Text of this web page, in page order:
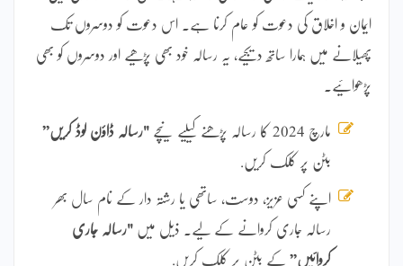
ایمان و اخلاق کی دعوت کو عام کرنا ہے۔ اس دعوت کو دوسروں تک
پھیلانے میں ہمارا ساتھ دیجیے، یہ رسالہ خود بھی پڑھیے اور دوسروں کو بھی
پڑھوائیے۔
مارچ 2024 کا رسالہ پڑھنے کیلیے نیچے "رسالہ ڈاؤن لوڈ کریں”
بٹن پر کلک کریں.
اپنے کسی عزیز، دوست، ساتھی یا رشتہ دار کے نام سال بھر
رسالہ جاری کروانے کے لیے۔ ذیل میں "رسالہ جاری
کروائیں” کے بٹن پر کلک کریں.